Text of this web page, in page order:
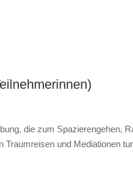
die zum Spazierengehen,
und Mediationen